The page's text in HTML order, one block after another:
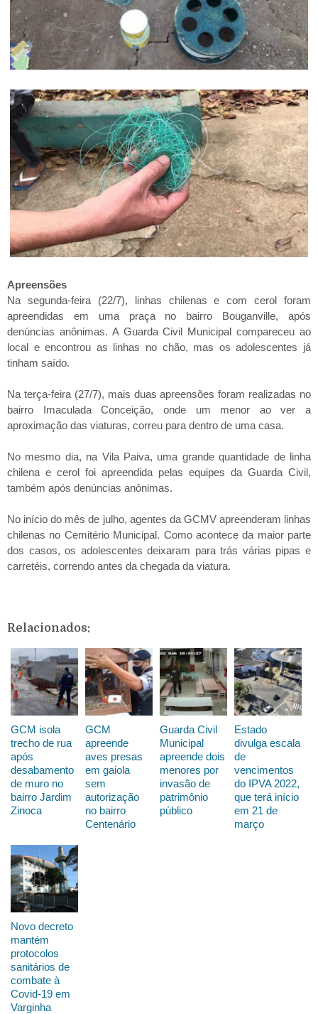
Apreensões
Na segunda-feira (22/7), linhas chilenas e com cerol foram
apreendidas em uma praça no bairro Bouganville, após
denúncias anônimas. A Guarda Civil Municipal compareceu ao
local e encontrou as linhas no chão, mas os adolescentes já
tinham saído.
Na terça-feira (27/7), mais duas apreensões foram realizadas no
bairro Imaculada Conceição, onde um menor ao ver a
aproximação das viaturas, correu para dentro de uma casa.
No mesmo dia, na Vila Paiva, uma grande quantidade de linha
chilena e cerol foi apreendida pelas equipes da Guarda Civil,
também após denúncias anônimas.
No início do mês de julho, agentes da GCMV apreenderam linhas
chilenas no Cemitério Municipal. Como acontece da maior parte
dos casos, os adolescentes deixaram para trás várias pipas e
carretéis, correndo antes da chegada da viatura.
Relacionados:
GCM isola
trecho de rua
após
desabamento
de muro no
bairro Jardim
Zinoca
GCM
apreende
aves presas
em gaiola
sem
autorização
no bairro
Centenário
Guarda Civil
Municipal
apreende dois
menores por
invasão de
patrimônio
público
Estado
divulga escala
de
vencimentos
do IPVA 2022,
que terá início
em 21 de
março
Novo decreto
mantém
protocolos
sanitários de
combate à
Covid-19 em
Varginha